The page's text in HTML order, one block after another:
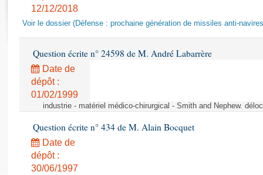
Rapports d'enquête
Dossiers législatifs
Budget et sécurité sociale
Questions écrites et orales
Comptes rendus des débats
12/12/2018
Voir le dossier (Défense : prochaine génération de missiles anti-
Question écrite n° 24598 de M. André Labarrère
Date de
dépôt :
01/02/1999
industrie - matériel médico-chirurgical - Smith and Nephew.
Question écrite n° 434 de M. Alain Bocquet
Date de
dépôt :
30/06/1997